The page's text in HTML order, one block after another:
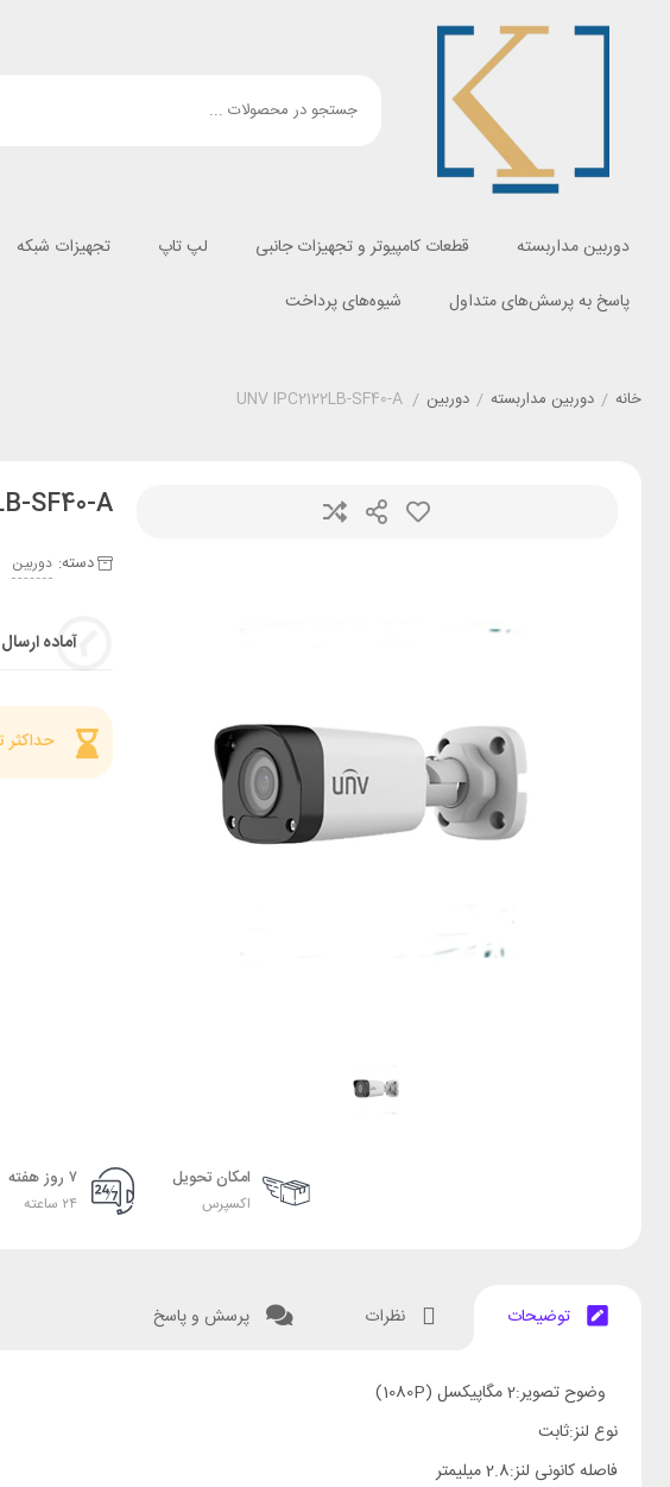
دوربین مداربسته قطعات کامپیوتر و تجهیزات جانبی لپ تاپ تجهیزات شبکه
پاسخ به پرسش‌های متداول
شیوه‌های پرداخت
خانه / دوربین مداربسته / دوربین /
UNV IPC2122LB-SF40-A
SF40-A
دسته: دوربین
آماده ارسال
حداکثر تا 3 روز تحویل داده
امکان تحویل
اکسپرس
۷ روز هفته
۲۴ ساعته
توضیحات نظرات پرسش و پاسخ
وضوح تصویر:2 مگاپیکسل (1080P)
نوع لنز:ثابت
فاصله کانونی لنز:2.8 میلیمتر